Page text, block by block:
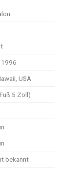
USA
5 Zoll)
bekannt